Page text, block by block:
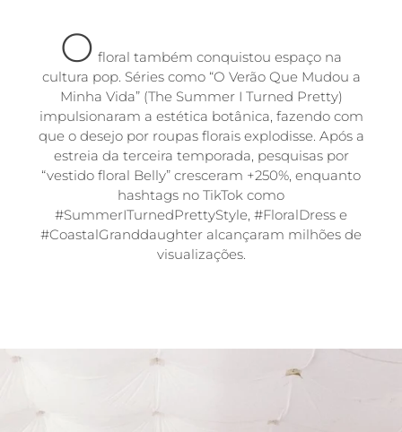
O floral também conquistou espaço na
cultura pop. Séries como “O Verão Que Mudou a
Minha Vida” (The Summer I Turned Pretty)
impulsionaram a estética botânica, fazendo com
que o desejo por roupas florais explodisse. Após a
estreia da terceira temporada, pesquisas por
“vestido floral Belly” cresceram +250%, enquanto
hashtags no TikTok como
#SummerITurnedPrettyStyle, #FloralDress e
#CoastalGranddaughter alcançaram milhões de
visualizações.